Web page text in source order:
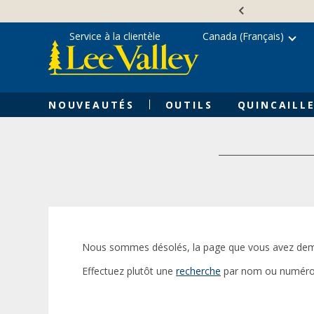
content
NOUVEAUTÉS OUTILS
Service à la clientèle Canada (Français)
Nous sommes désolés, la page que vous avez
Effectuez plutôt une recherche par nom ou